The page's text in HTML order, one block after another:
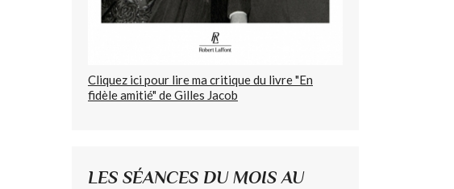
Cliquez ici pour lire ma critique du livre "En
fidèle amitié" de Gilles Jacob
LES SÉANCES DU MOIS AU